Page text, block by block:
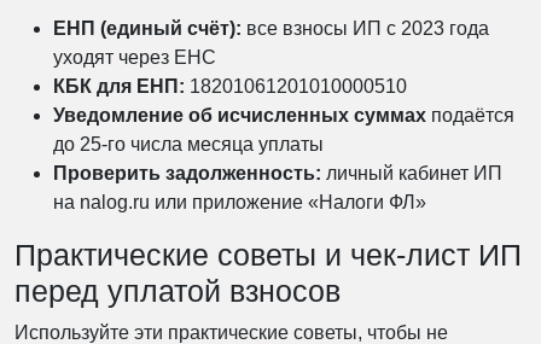
ЕНП (единый счёт): все взносы ИП с 2023 года
уходят через ЕНС
КБК для ЕНП: 18201061201010000510
Уведомление об исчисленных суммах подаётся
до 25-го числа месяца уплаты
Проверить задолженность: личный кабинет ИП
на nalog.ru или приложение «Налоги ФЛ»
Практические советы и чек-лист ИП
перед уплатой взносов
Используйте эти практические советы, чтобы не